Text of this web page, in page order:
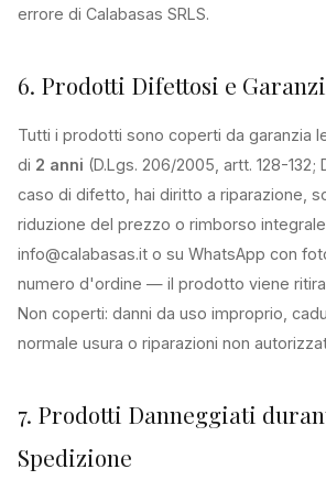
errore di Calabasas SRLS.
6. Prodotti Difettosi e
Tutti i prodotti sono coperti da garanzia
di 2 anni (D.Lgs. 206/2005, artt. 128-132;
caso di difetto, hai diritto a riparazione,
riduzione del prezzo o rimborso
info@calabasas.it o su WhatsApp con
numero d'ordine — il prodotto viene
Non coperti: danni da uso improprio,
normale usura o riparazioni non
7. Prodotti Danneggiati
Spedizione